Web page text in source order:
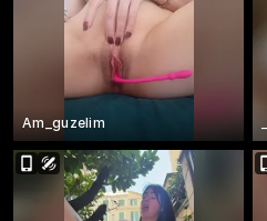
Am_guzelim